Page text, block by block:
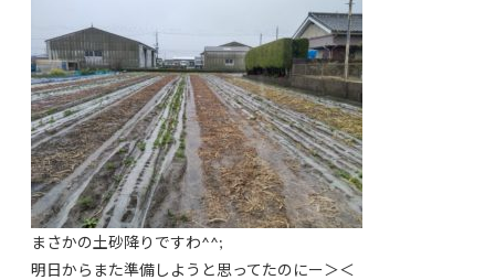
まさかの土砂降りですわ^^;
明日からまた準備しようと思ってたのにー＞＜